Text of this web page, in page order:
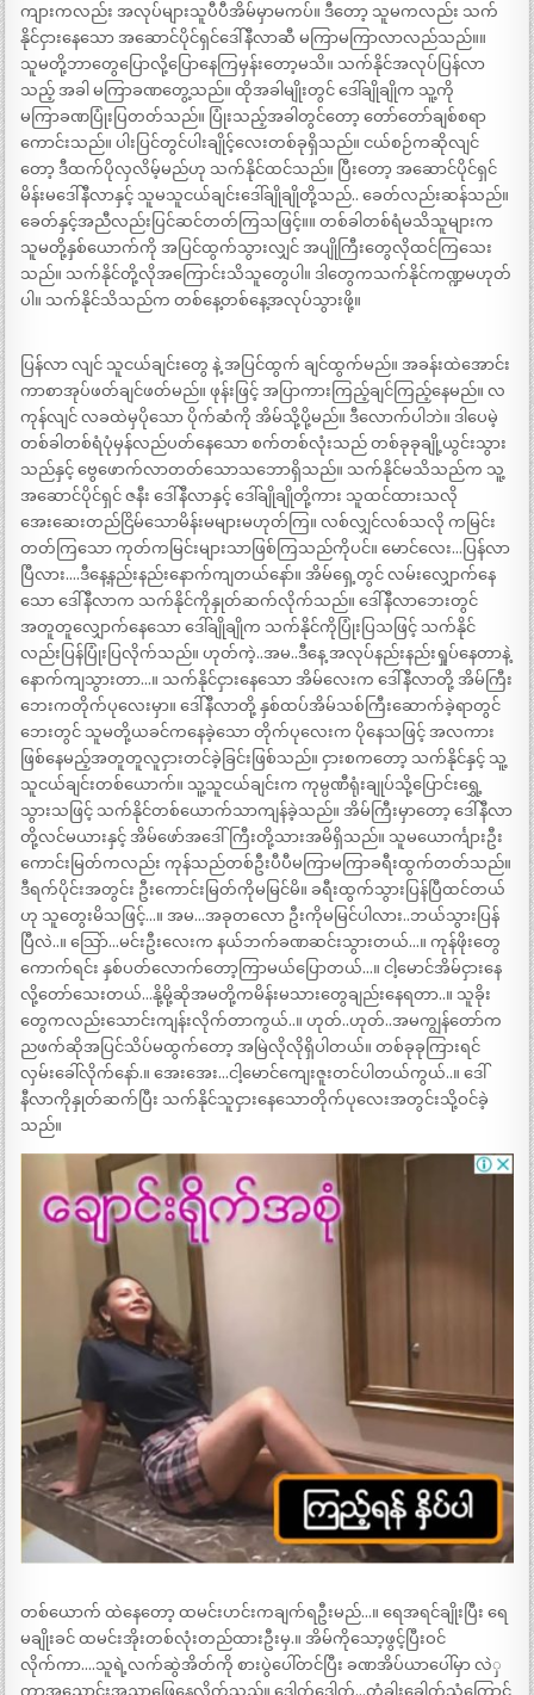
ကျားကလည်း အလုပ်များသူပီပီအိမ်မှာမကပ်။ ဒီတော့ သူမကလည်း သက်
နိုင်ငှားနေသော အဆောင်ပိုင်ရှင်ဒေါ်နီလာဆီ မကြာမကြာလာလည်သည်။။
သူမတို့ဘာတွေပြောလို့ပြောနေကြမှန်းတော့မသိ။ သက်နိုင်အလုပ်ပြန်လာ
သည့် အခါ မကြာခဏတွေ့သည်။ ထိုအခါမျိုးတွင် ဒေါ်ချိုချိုက သူ့ကို
မကြာခဏပြုံးပြတတ်သည်။ ပြုံးသည့်အခါတွင်တော့ တော်တော်ချစ်စရာ
ကောင်းသည်။ ပါးပြင်တွင်ပါးချိုင့်လေးတစ်ခုရှိသည်။ ငယ်စဉ်ကဆိုလျင်
တော့ ဒီထက်ပိုလှလိမ့်မည်ဟု သက်နိုင်ထင်သည်။ ပြီးတော့ အဆောင်ပိုင်ရှင်
မိန်းမဒေါ်နီလာနှင့် သူမသူငယ်ချင်းဒေါ်ချိုချိုတို့သည်.. ခေတ်လည်းဆန်သည်။
ခေတ်နှင့်အညီလည်းပြင်ဆင်တတ်ကြသဖြင့်။။ တစ်ခါတစ်ရံမသိသူများက
သူမတို့နှစ်ယောက်ကို အပြင်ထွက်သွားလျှင် အပျိုကြီးတွေလိုထင်ကြသေး
သည်။ သက်နိုင်တို့လိုအကြောင်းသိသူတွေပါ။ ဒါတွေကသက်နိုင်ကဏ္ဍမဟုတ်
ပါ။ သက်နိုင်သိသည်က တစ်နေ့တစ်နေ့အလုပ်သွားဖို့။
ပြန်လာ လျင် သူငယ်ချင်းတွေ နဲ့ အပြင်ထွက် ချင်ထွက်မည်။ အခန်းထဲအောင်း
ကာစာအုပ်ဖတ်ချင်ဖတ်မည်။ ဖုန်းဖြင့် အပြာကားကြည့်ချင်ကြည့်နေမည်။ လ
ကုန်လျင် လခထဲမှပိုသော ပိုက်ဆံကို အိမ်သို့ပို့မည်။ ဒီလောက်ပါဘဲ။ ဒါပေမဲ့
တစ်ခါတစ်ရံပုံမှန်လည်ပတ်နေသော စက်တစ်လုံးသည် တစ်ခုခုချို့ယွင်းသွား
သည်နှင့် ဗွေဖောက်လာတတ်သောသဘောရှိသည်။ သက်နိုင်မသိသည်က သူ့
အဆောင်ပိုင်ရှင် ဇနီး ဒေါ်နီလာနှင့် ဒေါ်ချိုချိုတို့ကား သူထင်ထားသလို
အေးဆေးတည်ငြိမ်သောမိန်းမများမဟုတ်ကြ။ လစ်လျှင်လစ်သလို ကမြင်း
တတ်ကြသော ကုတ်ကမြင်းများသာဖြစ်ကြသည်ကိုပင်။ မောင်လေး…ပြန်လာ
ပြီလား….ဒီနေ့နည်းနည်းနောက်ကျတယ်နော်။ အိမ်ရှေ့တွင် လမ်းလျှောက်နေ
သော ဒေါ်နီလာက သက်နိုင်ကိုနှုတ်ဆက်လိုက်သည်။ ဒေါ်နီလာဘေးတွင်
အတူတူလျှောက်နေသော ဒေါ်ချိုချိုက သက်နိုင်ကိုပြုံးပြသဖြင့် သက်နိုင်
လည်းပြန်ပြုံးပြလိုက်သည်။ ဟုတ်ကဲ့..အမ..ဒီနေ့ အလုပ်နည်းနည်းရှုပ်နေတာနဲ့
နောက်ကျသွားတာ…။ သက်နိုင်ငှားနေသော အိမ်လေးက ဒေါ်နီလာတို့ အိမ်ကြီး
ဘေးကတိုက်ပုလေးမှာ။ ဒေါ်နီလာတို့ နှစ်ထပ်အိမ်သစ်ကြီးဆောက်ခဲ့ရာတွင်
ဘေးတွင် သူမတို့ယခင်ကနေခဲ့သော တိုက်ပုလေးက ပိုနေသဖြင့် အလကား
ဖြစ်နေမည့်အတူတူလူငှားတင်ခဲ့ခြင်းဖြစ်သည်။ ငှားစကတော့ သက်နိုင်နှင့် သူ့
သူငယ်ချင်းတစ်ယောက်။ သူ့သူငယ်ချင်းက ကုမ္ပဏီရုံးချုပ်သို့ပြောင်းရွှေ့
သွားသဖြင့် သက်နိုင်တစ်ယောက်သာကျန်ခဲ့သည်။ အိမ်ကြီးမှာတော့ ဒေါ်နီလာ
တို့လင်မယားနှင့် အိမ်ဖော်အဒေါ်ကြီးတို့သားအမိရှိသည်။ သူမယောင်္ကျားဦး
ကောင်းမြတ်ကလည်း ကုန်သည်တစ်ဦးပီပီမကြာမကြာခရီးထွက်တတ်သည်။
ဒီရက်ပိုင်းအတွင်း ဦးကောင်းမြတ်ကိုမမြင်မိ။ ခရီးထွက်သွားပြန်ပြီထင်တယ်
ဟု သူတွေးမိသဖြင့်…။ အမ…အခုတလော ဦးကိုမမြင်ပါလား..ဘယ်သွားပြန်
ပြီလဲ..။ သြော်…မင်းဦးလေးက နယ်ဘက်ခဏဆင်းသွားတယ်…။ ကုန်ဖိုးတွေ
ကောက်ရင်း နှစ်ပတ်လောက်တော့ကြာမယ်ပြောတယ်…။ ငါ့မောင်အိမ်ငှားနေ
လို့တော်သေးတယ်…နို့မို့ဆိုအမတို့ကမိန်းမသားတွေချည်းနေရတာ..။ သူခိုး
တွေကလည်းသောင်းကျန်းလိုက်တာကွယ်..။ ဟုတ်..ဟုတ်..အမကျွန်တော်က
ညဖက်ဆိုအပြင်သိပ်မထွက်တော့ အမြဲလိုလိုရှိပါတယ်။ တစ်ခုခုကြားရင်
လှမ်းခေါ်လိုက်နော်.။ အေးအေး…ငါ့မောင်ကျေးဇူးတင်ပါတယ်ကွယ်..။ ဒေါ်
နီလာကိုနှုတ်ဆက်ပြီး သက်နိုင်သူငှားနေသောတိုက်ပုလေးအတွင်းသို့ဝင်ခဲ့
သည်။
တစ်ယောက် ထဲနေတော့ ထမင်းဟင်းကချက်ရဦးမည်…။ ရေအရင်ချိုးပြီး ရေ
မချိုးခင် ထမင်းအိုးတစ်လုံးတည်ထားဦးမှ.။ အိမ်ကိုသော့ဖွင့်ပြီးဝင်
လိုက်ကာ….သူရဲ့လက်ဆွဲအိတ်ကို စားပွဲပေါ်တင်ပြီး ခဏအိပ်ယာပေါ်မှာ လဲှ
ကာအညောင်းအညာဖြေနေလိုက်သည်။ ဒေါက်ဒေါက်…တံခါးခေါက်သံကြောင့်